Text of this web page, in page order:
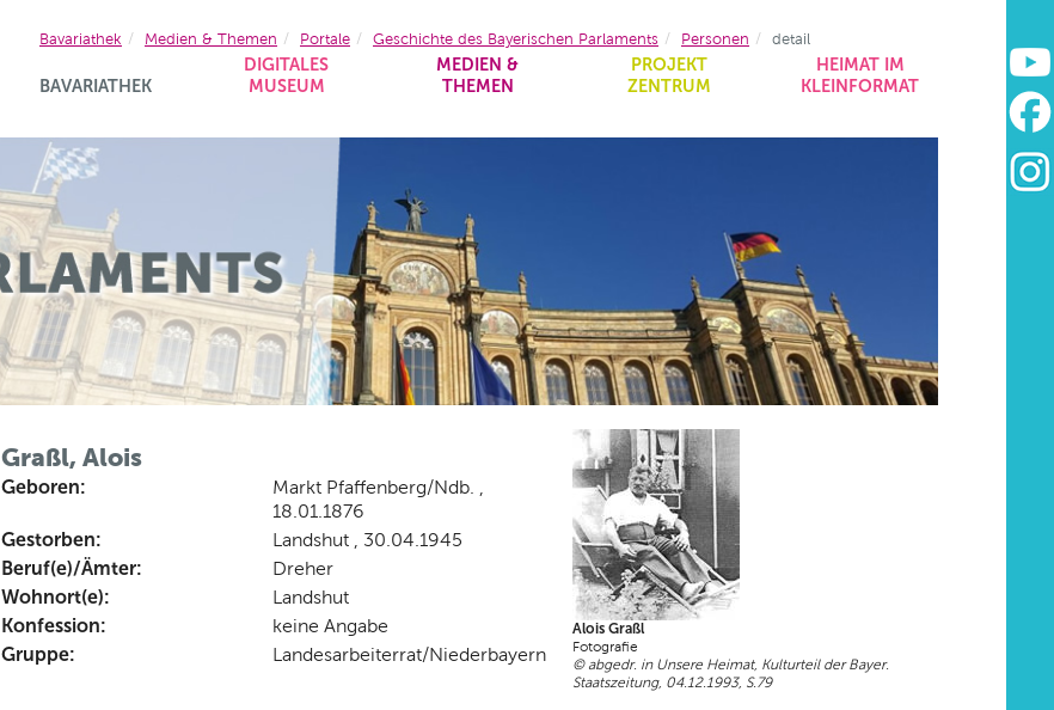
BAVARIATHEK
DIGITALES
MUSEUM
MEDIEN &
THEMEN
PROJEKT
ZENTRUM
HEIMAT IM
KLEINFORMAT
Bavariathek Medien & Themen Portale Geschichte des Bayerischen Parlaments Personen detail
Graßl, Alois
Geboren:
Markt Pfaffenberg/Ndb. ,
18.01.1876
Gestorben: Landshut , 30.04.1945
Beruf(e)/Ämter: Dreher
Wohnort(e): Landshut
Konfession: keine Angabe
Gruppe: Landesarbeiterrat/Niederbayern
Alois Graßl
Fotografie
© abgedr. in Unsere Heimat, Kulturteil der Bayer.
Staatszeitung, 04.12.1993, S.79